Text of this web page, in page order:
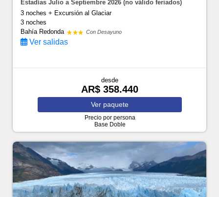
Estadías Julio a Septiembre 2026 (no válido feriados)
3 noches + Excursión al Glaciar
3 noches
Bahía Redonda
Con Desayuno
Ver salidas
desde
AR$ 358.440
Ver paquete
Precio por persona
Base Doble